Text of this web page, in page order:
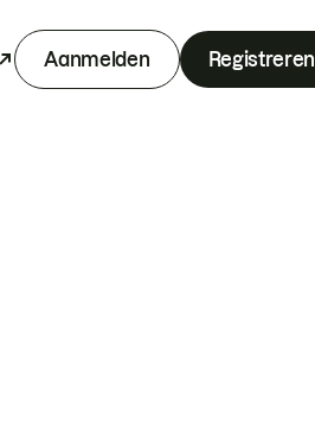
Aanmelden Registreren